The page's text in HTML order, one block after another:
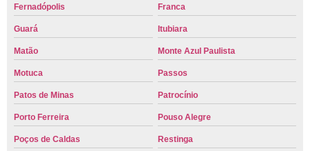
Fernadópolis Franca
Guará Itubiara
Matão Monte Azul Paulista
Motuca Passos
Patos de Minas Patrocínio
Porto Ferreira Pouso Alegre
Poços de Caldas Restinga